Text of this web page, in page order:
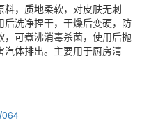
，质地柔软，对皮肤无刺
洗净捏干，干燥后变硬，防
可煮沸消毒杀菌，使用后抛
体排出。主要用于厨房清